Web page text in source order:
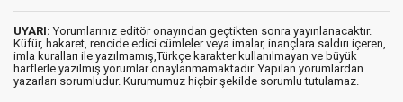
UYARI: Yorumlarınız editör onayından geçtikten sonra yayınlanacaktır.
Küfür, hakaret, rencide edici cümleler veya imalar, inançlara saldırı içeren,
imla kuralları ile yazılmamış,Türkçe karakter kullanılmayan ve büyük
harflerle yazılmış yorumlar onaylanmamaktadır. Yapılan yorumlardan
yazarları sorumludur. Kurumumuz hiçbir şekilde sorumlu tutulamaz.